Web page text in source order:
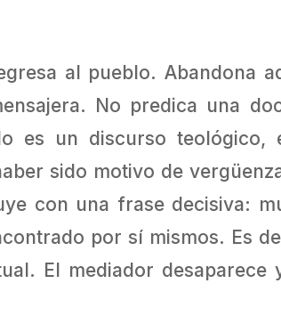
al pueblo. Abandona
No predica una
es un discurso teológico,
sido motivo de
con una frase decisiva:
por sí mismos. Es
El mediador desaparece